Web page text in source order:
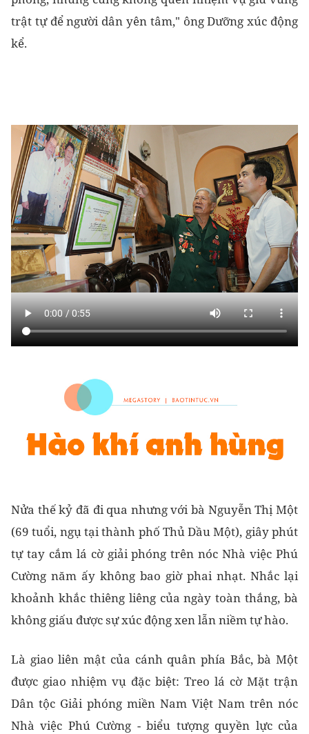
trật tự để người dân yên tâm," ông Dưỡng xúc động
kể.
Nửa thế kỷ đã đi qua nhưng với bà Nguyễn Thị Một
(69 tuổi, ngụ tại thành phố Thủ Dầu Một), giây phút
tự tay cắm lá cờ giải phóng trên nóc Nhà việc Phú
Cường năm ấy không bao giờ phai nhạt. Nhắc lại
khoảnh khắc thiêng liêng của ngày toàn thắng, bà
không giấu được sự xúc động xen lẫn niềm tự hào.
Là giao liên mật của cánh quân phía Bắc, bà Một
được giao nhiệm vụ đặc biệt: Treo lá cờ Mặt trận
Dân tộc Giải phóng miền Nam Việt Nam trên nóc
Nhà việc Phú Cường - biểu tượng quyền lực của